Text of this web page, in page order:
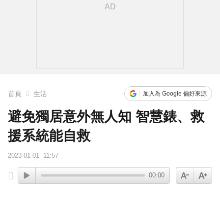
首頁 生活 加入為 Google 偏好來源
避免獨居意外無人知 智慧錶、救
援系統能自救
2023-01-01 11:57
00:00